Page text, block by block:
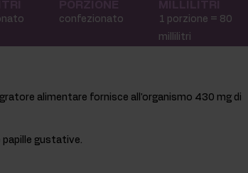
confezionato
1 porzione = 80
millilitri
alimentare fornisce all'organismo 430 mg di
papille gustative.